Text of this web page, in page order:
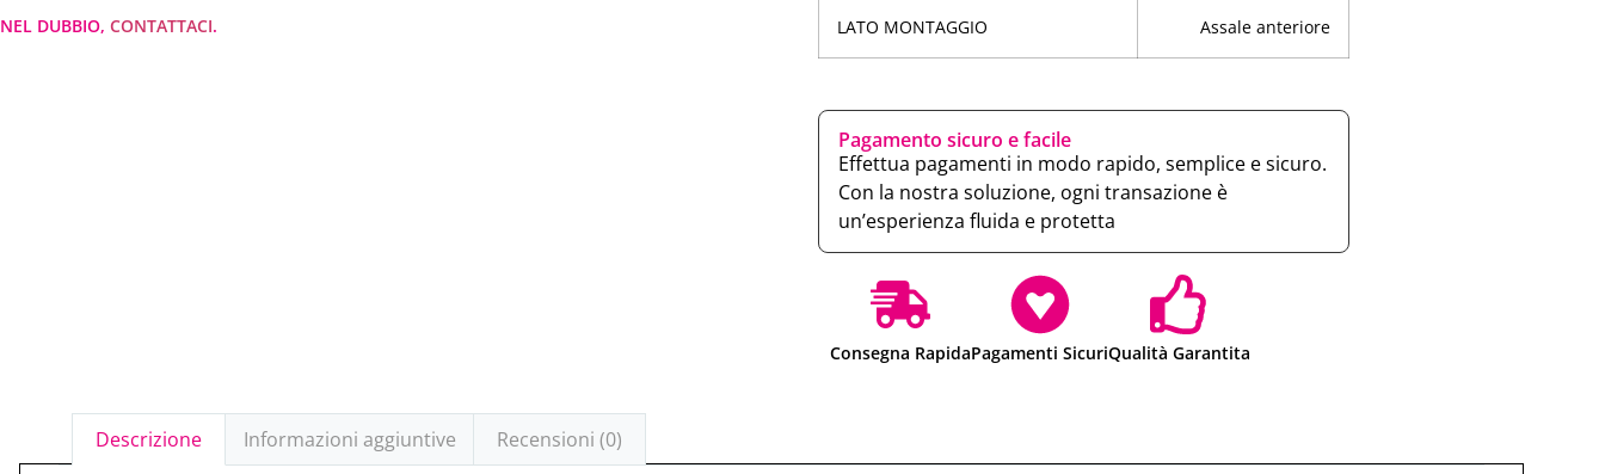
NEL DUBBIO, CONTATTACI. LATO MONTAGGIO Assale anteriore
Pagamento sicuro e facile
Effettua pagamenti in modo rapido, semplice e sicuro.
Con la nostra soluzione, ogni transazione è
un’esperienza fluida e protetta
Consegna RapidaPagamenti SicuriQualità Garantita
Descrizione Informazioni aggiuntive Recensioni (0)